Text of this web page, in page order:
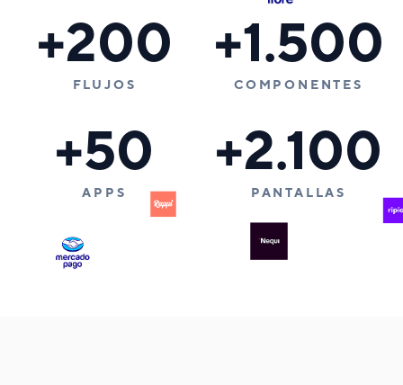
+200
FLUJOS
+1.500
COMPONENTES
+50
APPS
+2.100
PANTALLAS